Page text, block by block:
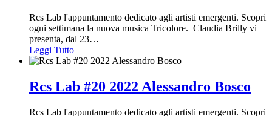
Rcs Lab l'appuntamento dedicato agli artisti emergenti. Scopri
ogni settimana la nuova musica Tricolore. Claudia Brilly vi
presenta, dal 23…
Leggi Tutto
Rcs Lab #20 2022 Alessandro Bosco
Rcs Lab l'appuntamento dedicato agli artisti emergenti. Scopri